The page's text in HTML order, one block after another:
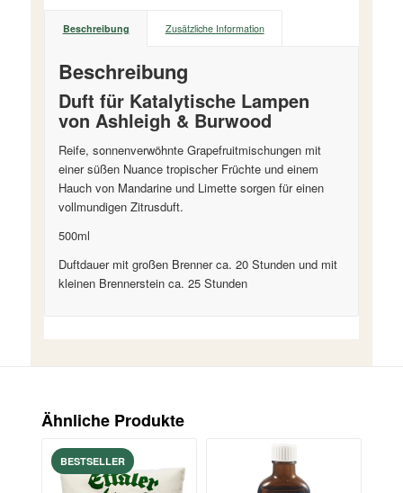
Beschreibung Zusätzliche Information
Beschreibung
Duft für Katalytische Lampen
von Ashleigh & Burwood
Reife, sonnenverwöhnte Grapefruitmischungen mit
einer süßen Nuance tropischer Früchte und einem
Hauch von Mandarine und Limette sorgen für einen
vollmundigen Zitrusduft.
500ml
Duftdauer mit großen Brenner ca. 20 Stunden und mit
kleinen Brennerstein ca. 25 Stunden
Ähnliche Produkte